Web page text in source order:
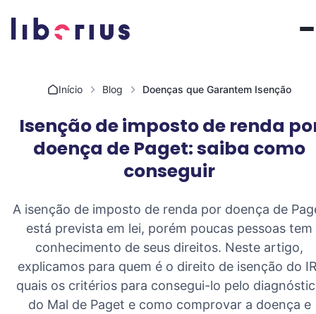
Início Blog Doenças que Garantem Isenção
Isenção de imposto de renda
doença de Paget: saiba como
conseguir
A isenção de imposto de renda por doença de
está prevista em lei, porém poucas pessoas tem
conhecimento de seus direitos. Neste artigo,
explicamos para quem é o direito de isenção do
quais os critérios para consegui-lo pelo
do Mal de Paget e como comprovar a doença e